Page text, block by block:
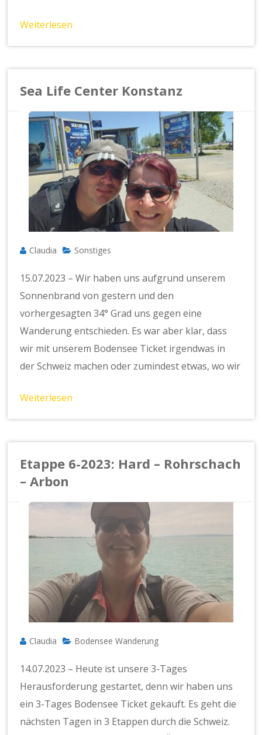
Weiterlesen
Sea Life Center Konstanz
Claudia Sonstiges
15.07.2023 – Wir haben uns aufgrund unserem
Sonnenbrand von gestern und den
vorhergesagten 34° Grad uns gegen eine
Wanderung entschieden. Es war aber klar, dass
wir mit unserem Bodensee Ticket irgendwas in
der Schweiz machen oder zumindest etwas, wo wir
Weiterlesen
Etappe 6-2023: Hard – Rohrschach
– Arbon
Claudia Bodensee Wanderung
14.07.2023 – Heute ist unsere 3-Tages
Herausforderung gestartet, denn wir haben uns
ein 3-Tages Bodensee Ticket gekauft. Es geht die
nächsten Tagen in 3 Etappen durch die Schweiz.